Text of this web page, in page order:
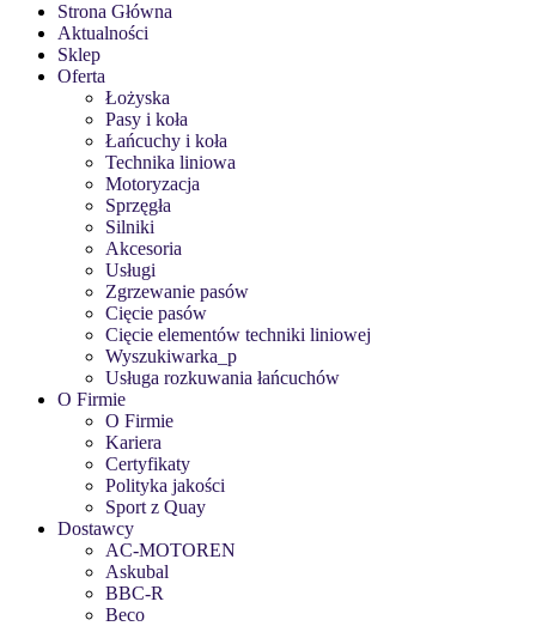
Strona Główna
Aktualności
Sklep
Oferta
Łożyska
Pasy i koła
Łańcuchy i koła
Technika liniowa
Motoryzacja
Sprzęgła
Silniki
Akcesoria
Usługi
Zgrzewanie pasów
Cięcie pasów
Cięcie elementów techniki liniowej
Wyszukiwarka_p
Usługa rozkuwania łańcuchów
O Firmie
O Firmie
Kariera
Certyfikaty
Polityka jakości
Sport z Quay
Dostawcy
AC-MOTOREN
Askubal
BBC-R
Beco